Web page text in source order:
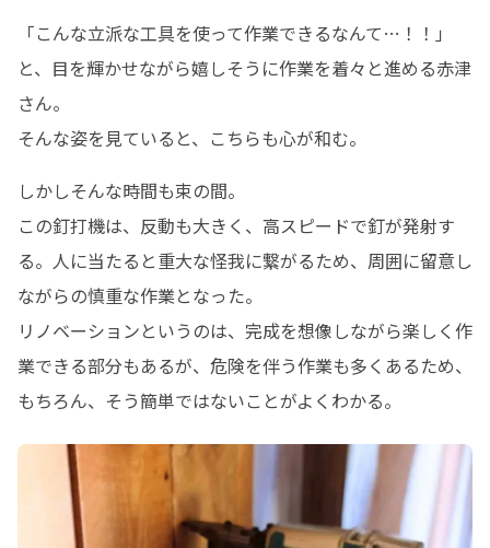
「こんな立派な工具を使って作業できるなんて…！！」
と、目を輝かせながら嬉しそうに作業を着々と進める赤津
さん。
そんな姿を見ていると、こちらも心が和む。
しかしそんな時間も束の間。
この釘打機は、反動も大きく、高スピードで釘が発射す
る。人に当たると重大な怪我に繋がるため、周囲に留意し
ながらの慎重な作業となった。
リノベーションというのは、完成を想像しながら楽しく作
業できる部分もあるが、危険を伴う作業も多くあるため、
もちろん、そう簡単ではないことがよくわかる。